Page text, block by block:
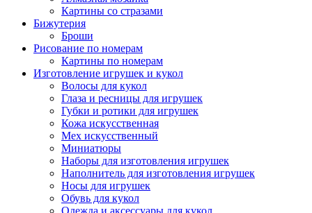
Картины co стразами
Бижутерия
Броши
Рисование по номерам
Картины по номерам
Изготовление игрушек и кукол
Волосы для кукол
Глаза и ресницы для игрушек
Губки и ротики для игрушек
Кожа искусственная
Мех искусственный
Миниатюры
Наборы для изготовления игрушек
Наполнитель для изготовления игрушек
Носы для игрушек
Обувь для кукол
Одежда и аксессуары для кукол